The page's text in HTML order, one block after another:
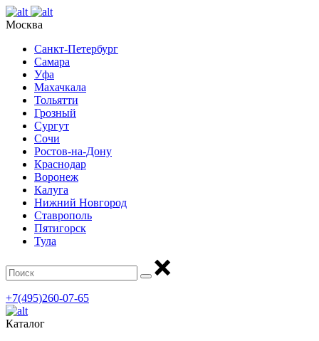
Москва
Санкт-Петербург
Самара
Уфа
Махачкала
Тольятти
Грозный
Сургут
Сочи
Ростов-на-Дону
Краснодар
Воронеж
Калуга
Нижний Новгород
Ставрополь
Пятигорск
Тула
+7(495)260-07-65
Каталог